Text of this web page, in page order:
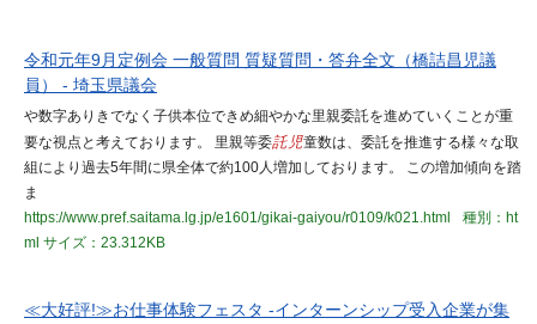
令和元年9月定例会 一般質問 質疑質問・答弁全文（橋詰昌児議
員） - 埼玉県議会
や数字ありきでなく子供本位できめ細やかな里親委託を進めていくことが重
要な視点と考えております。 里親等委託児童数は、委託を推進する様々な取
組により過去5年間に県全体で約100人増加しております。 この増加傾向を踏
ま
https://www.pref.saitama.lg.jp/e1601/gikai-gaiyou/r0109/k021.html
種別：ht
ml サイズ：23.312KB
≪大好評!≫お仕事体験フェスタ -インターンシップ受入企業が集